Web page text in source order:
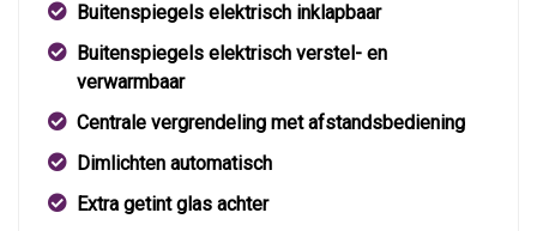
Buitenspiegels elektrisch inklapbaar
Buitenspiegels elektrisch verstel- en
verwarmbaar
Centrale vergrendeling met afstandsbediening
Dimlichten automatisch
Extra getint glas achter